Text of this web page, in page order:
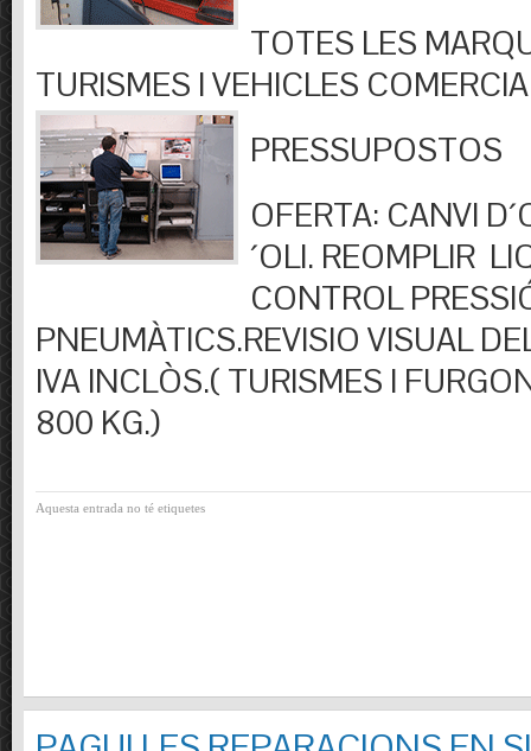
TOTES LES
TURISMES I VEHICLES
PRESSUPOSTOS
OFERTA: CANVI
´OLI. REOMPLIR
CONTROL
PNEUMÀTICS.REVISIO VISUAL
IVA INCLÒS.( TURISMES I
800 KG.)
Aquesta entrada no té etiquetes